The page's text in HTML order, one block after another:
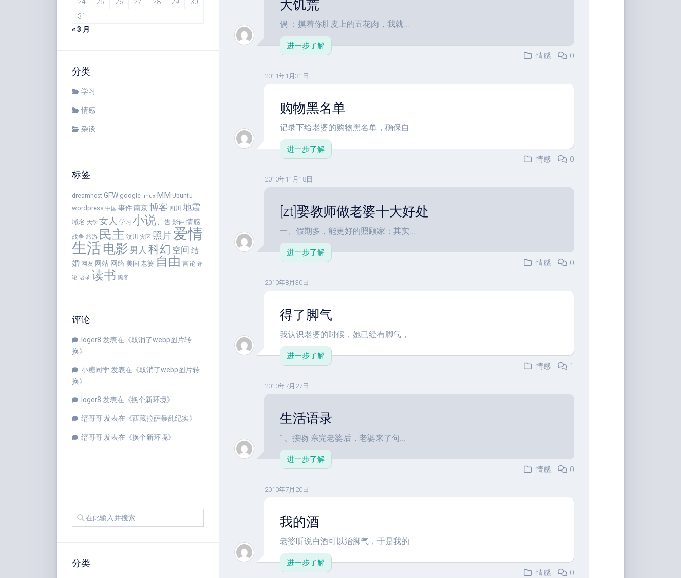
31
« 3 月
分类
学习
情感
杂谈
标签
dreamhost GFW google linux MM Ubuntu
wordpress 中国 事件南京博客 四川 地震
域名 大学 女人 学习 小说 广告 影评 情感
战争 旅游 民主 汶川 灾区 照片 爱情
生活 电影 男人 科幻 空间 结
婚 网友 网站 网络 美国 老婆 自由 言论 评
论 语录 读书 黑客
评论
loger8 发表在《取消了webp图片转
换》
小糖同学 发表在《取消了webp图片转
换》
loger8 发表在《换个新环境》
缙哥哥 发表在《西藏拉萨暴乱纪实》
缙哥哥 发表在《换个新环境》
分类
大饥荒
偶 ：摸着你肚皮上的五花肉，我就...
进一步了解
情感
0
2011年1月31日
购物黑名单
记录下给老婆的购物黑名单，确保自...
进一步了解
情感
0
2010年11月18日
[zt]娶教师做老婆十大好处
一、假期多，能更好的照顾家：其实...
进一步了解
情感
0
2010年8月30日
得了脚气
我认识老婆的时候，她已经有脚气，...
进一步了解
情感
1
2010年7月27日
生活语录
1、接吻 亲完老婆后，老婆来了句...
进一步了解
情感
0
2010年7月20日
我的酒
老婆听说白酒可以治脚气，于是我的...
进一步了解
情感
0